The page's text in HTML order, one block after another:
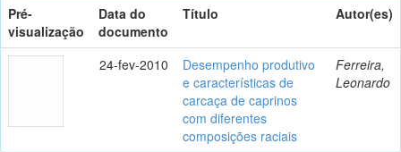
Pré-
visualização
Data do
documento
Título Autor(es)
24-fev-2010
Desempenho produtivo
e características de
carcaça de caprinos
com diferentes
composições raciais
Ferreira,
Leonardo